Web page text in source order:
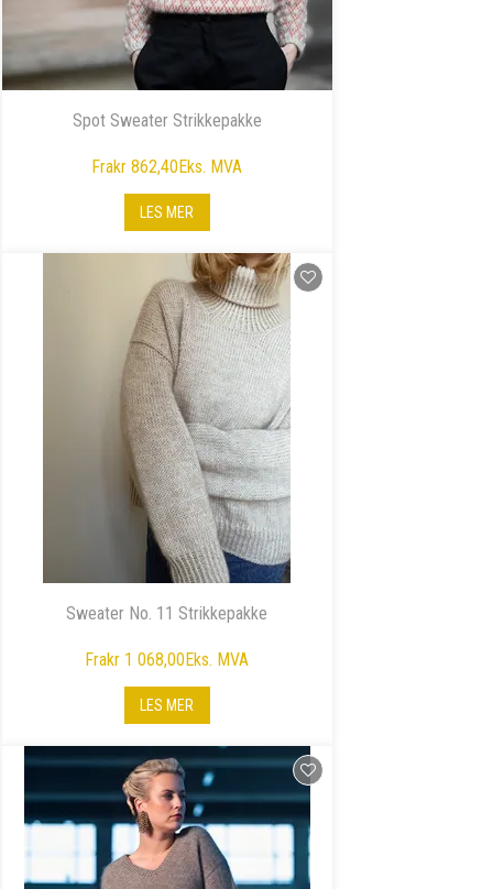
Spot Sweater Strikkepakke
Frakr 862,40Eks. MVA
LES MER
Sweater No. 11 Strikkepakke
Frakr 1 068,00Eks. MVA
LES MER